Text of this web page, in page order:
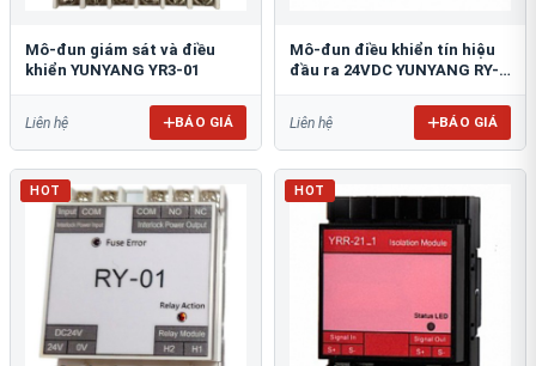
Mô-đun giám sát và điều
khiển YUNYANG YR3-01
Liên hệ BÁO GIÁ
Mô-đun điều khiển tín hiệu
đầu ra 24VDC YUNYANG RY-
Liên hệ BÁO GIÁ
HOT HOT